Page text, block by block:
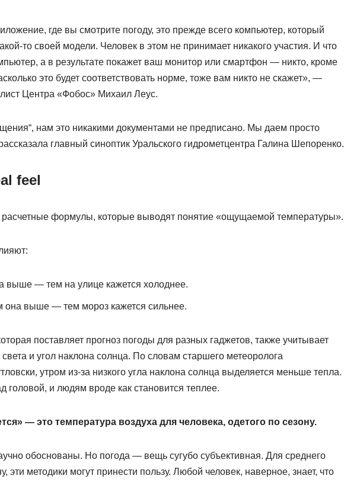
где вы смотрите погоду, это прежде всего компьютер, который
то своей модели. Человек в этом не принимает никакого участия. И что
а в результате покажет ваш монитор или смартфон — никто, кроме
это будет соответствовать норме, тоже вам никто не скажет», —
Центра «Фобос» Михаил Леус.
нам это никакими документами не предписано. Мы даем просто
главный синоптик Уральского гидрометцентра Галина Шепоренко.
feel
формулы, которые выводят понятие «ощущаемой температуры».
выше — тем на улице кажется холоднее.
она выше — тем мороз кажется сильнее.
поставляет прогноз погоды для разных гаджетов, также учитывает
света и угол наклона солнца. По словам старшего метеоролога
утром из-за низкого угла наклона солнца выделяется меньше тепла.
головой, и людям вроде как становится теплее.
— это температура воздуха для человека, одетого по сезону.
обоснованы. Но погода — вещь сугубо субъективная. Для среднего
эти методики могут принести пользу. Любой человек, наверное, знает, что